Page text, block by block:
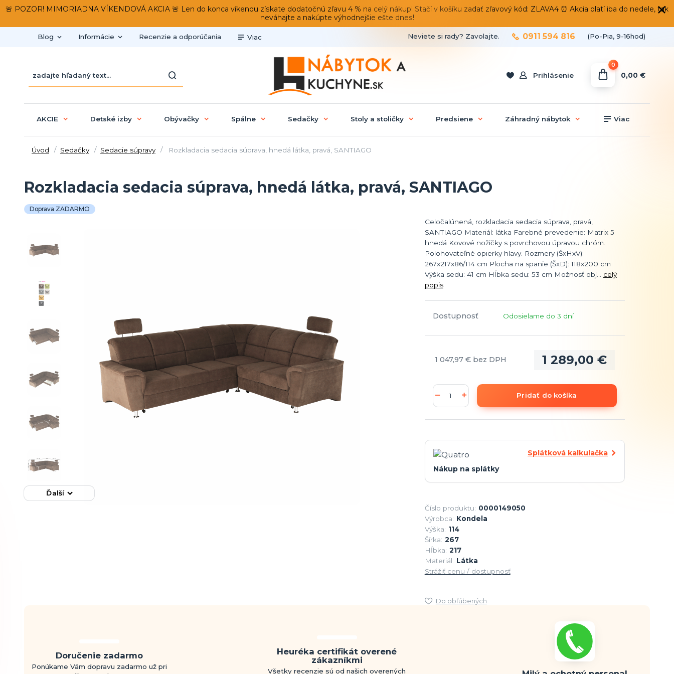
🚨 POZOR! MIMORIADNA VÍKENDOVÁ AKCIA 🚨 Len do konca víkendu získate dodatočnú zľavu 4 % na celý nákup! Stačí v košíku zadať zľavový kód: ZLAVA4 ⏰ Akcia platí iba do nedele, tak
neváhajte a nakúpte výhodnejšie ešte dnes!
Blog Informácie Recenzie a odporúčania Viac
Prihlásenie
Neviete si rady? Zavolajte. 0911 594 816 (Po-Pia, 9-16hod)
0
0,00 €
AKCIE Detské izby Obývačky Spálne Sedačky Stoly a stoličky Predsiene Záhradný nábytok Viac
Úvod Sedačky Sedacie súpravy Rozkladacia sedacia súprava, hnedá látka, pravá, SANTIAGO
Rozkladacia sedacia súprava, hnedá látka, pravá, SANTIAGO
Doprava ZADARMO
Ďalší
Celočalúnená, rozkladacia sedacia súprava, pravá,
SANTIAGO Materiál: látka Farebné prevedenie: Matrix 5
hnedá Kovové nožičky s povrchovou úpravou chróm.
Polohovateľné opierky hlavy. Rozmery (ŠxHxV):
267x217x86/114 cm Plocha na spanie (ŠxD): 118x200 cm
Výška sedu: 41 cm Hĺbka sedu: 53 cm Možnosť obj... celý
popis
Dostupnosť Odosielame do 3 dní
1 289,00 €
1 047,97 € bez DPH
Pridať do košíka
Splátková kalkulačka
Nákup na splátky
Číslo produktu: 0000149050
Výrobca: Kondela
Výška: 114
Šírka: 267
Hĺbka: 217
Materiál: Látka
Strážiť cenu / dostupnosť
Do obľúbených
Doručenie zadarmo
Ponúkame Vám dopravu zadarmo už pri
Heuréka certifikát overené
zákazníkmi
Všetky recenzie sú od našich overených